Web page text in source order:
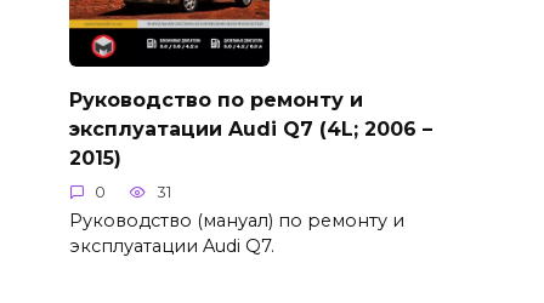
Руководство по ремонту и
эксплуатации Audi Q7 (4L; 2006 –
2015)
0 31
Руководство (мануал) по ремонту и
эксплуатации Audi Q7.